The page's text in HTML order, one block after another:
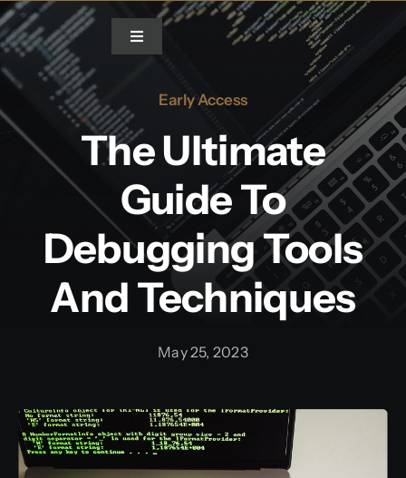
Skip
to
content
Toggle
Home
Blog
Video
Early Access
The Ultimate
Guide To
Debugging Tools
And Techniques
May 25, 2023